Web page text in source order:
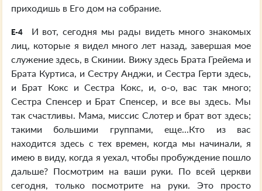
приходишь в Его дом на собрание.
E-4
И вот, сегодня мы рады видеть много знакомых
лиц, которые я видел много лет назад, завершая мое
служение здесь, в Скинии. Вижу здесь Брата Грейема и
Брата Куртиса, и Сестру Анджи, и Сестра Герти здесь,
и Брат Кокс и Сестра Кокс, и, о-о, вас так много;
Сестра Спенсер и Брат Спенсер, и все вы здесь. Мы
так счастливы. Мама, миссис Слотер и брат вот здесь;
такими большими группами, еще...Кто из вас
находится здесь с тех времен, когда мы начинали, я
имею в виду, когда я уехал, чтобы пробуждение пошло
дальше? Посмотрим на ваши руки. По всей церкви
сегодня, только посмотрите на руки. Это просто